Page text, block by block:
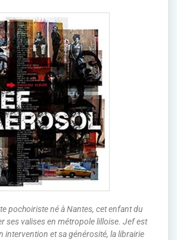
pochoiriste né à Nantes, cet enfant du
ses valises en métropole lilloise. Jef est
intervention et sa générosité, la librairie